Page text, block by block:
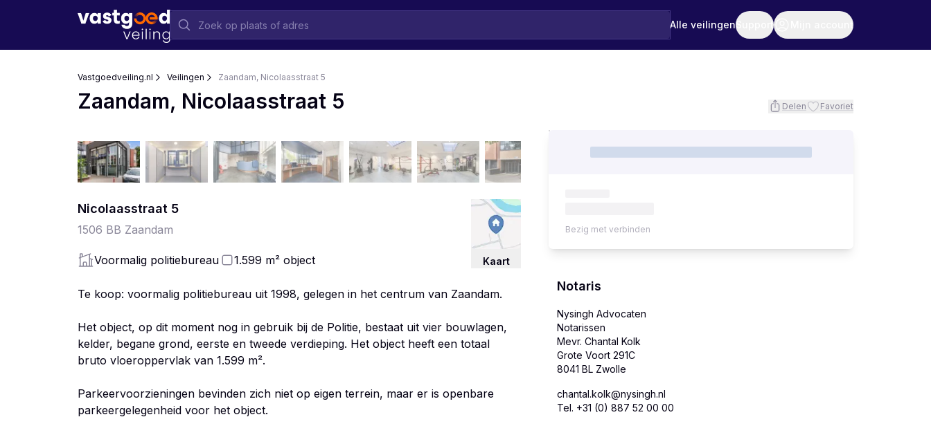
Alle veilingenSupport Mijn account
Vastgoedveiling.nl Veilingen Zaandam, Nicolaasstraat 5
Zaandam, Nicolaasstraat 5 Delen Favoriet
Nicolaasstraat 5
1506 BB Zaandam
Voormalig politiebureau 1.599 m² object Kaart
Te koop: voormalig politiebureau uit 1998, gelegen in het centrum van Zaandam.
Het object, op dit moment nog in gebruik bij de Politie, bestaat uit vier bouwlagen,
kelder, begane grond, eerste en tweede verdieping. Het object heeft een totaal
bruto vloeroppervlak van 1.599 m².
Parkeervoorzieningen bevinden zich niet op eigen terrein, maar er is openbare
parkeergelegenheid voor het object.
Bezig met verbinden
Notaris
Nysingh Advocaten
Notarissen
Mevr. Chantal Kolk
Grote Voort 291C
chantal.kolk@nysingh.nl
Tel. +31 (0) 887 52 00 00